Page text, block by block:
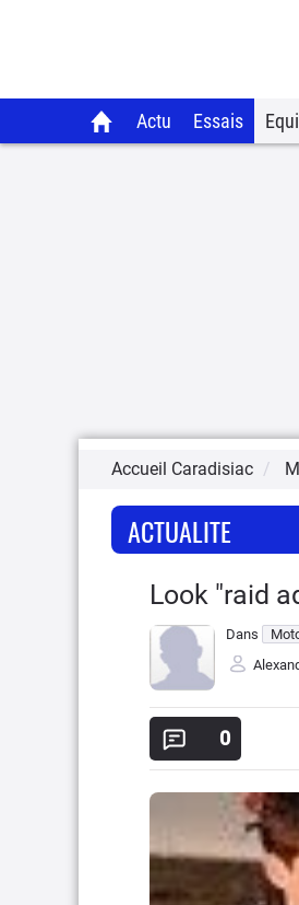
Actu Essais
Accueil Caradisiac
ACTUALITE
Look "raid
Dans
0